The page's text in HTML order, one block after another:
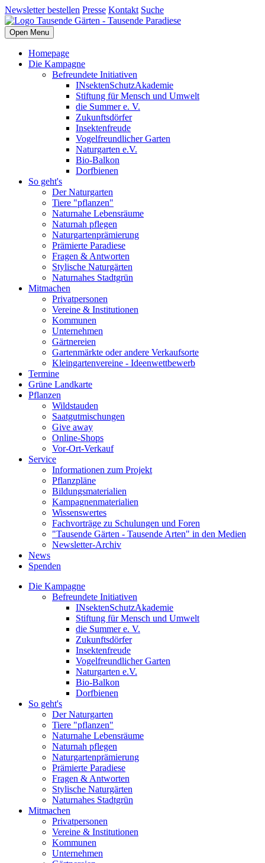
Newsletter bestellen Presse Kontakt Suche
Open Menu
Homepage
Die Kampagne
Befreundete Initiativen
INsektenSchutzAkademie
Stiftung für Mensch und Umwelt
die Summer e. V.
Zukunftsdörfer
Insektenfreude
Vogelfreundlicher Garten
Naturgarten e.V.
Bio-Balkon
Dorfbienen
So geht's
Der Naturgarten
Tiere "pflanzen"
Naturnahe Lebensräume
Naturnah pflegen
Naturgartenprämierung
Prämierte Paradiese
Fragen & Antworten
Stylische Naturgärten
Naturnahes Stadtgrün
Mitmachen
Privatpersonen
Vereine & Institutionen
Kommunen
Unternehmen
Gärtnereien
Gartenmärkte oder andere Verkaufsorte
Kleingartenvereine - Ideenwettbewerb
Termine
Grüne Landkarte
Pflanzen
Wildstauden
Saatgutmischungen
Give away
Online-Shops
Vor-Ort-Verkauf
Service
Informationen zum Projekt
Pflanzpläne
Bildungsmaterialien
Kampagnenmaterialien
Wissenswertes
Fachvorträge zu Schulungen und Foren
"Tausende Gärten - Tausende Arten" in den Medien
Newsletter-Archiv
News
Spenden
Die Kampagne
Befreundete Initiativen
INsektenSchutzAkademie
Stiftung für Mensch und Umwelt
die Summer e. V.
Zukunftsdörfer
Insektenfreude
Vogelfreundlicher Garten
Naturgarten e.V.
Bio-Balkon
Dorfbienen
So geht's
Der Naturgarten
Tiere "pflanzen"
Naturnahe Lebensräume
Naturnah pflegen
Naturgartenprämierung
Prämierte Paradiese
Fragen & Antworten
Stylische Naturgärten
Naturnahes Stadtgrün
Mitmachen
Privatpersonen
Vereine & Institutionen
Kommunen
Unternehmen